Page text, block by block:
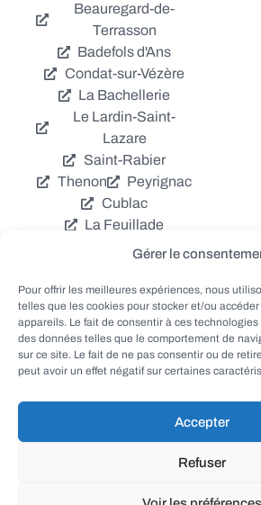
Gérer le
Pour offrir les meilleures expériences, nous
telles que les cookies pour stocker et/ou
appareils. Le fait de consentir à ces
des données telles que le comportement de
sur ce site. Le fait de ne pas consentir ou de
peut avoir un effet négatif sur certaines
Accepter
Refuser
Beauregard-de-
Terrasson
Badefols d'Ans
Condat-sur-Vézère
La Bachellerie
Le Lardin-Saint-
Lazare
Saint-Rabier
Thenon
Peyrignac
Cublac
La Feuillade
Chavagnac
Coly
Grèzes
Aubas
Villac
Azerat
Ladornac
Tourtoirac